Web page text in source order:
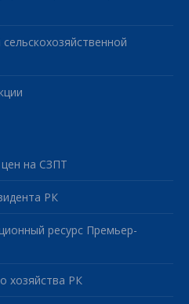
на СЗПТ
РК
ресурс Премьер-
хозяйства РК